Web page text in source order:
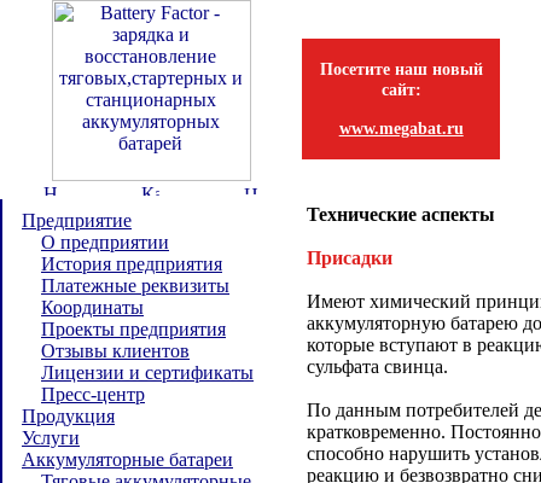
Посетите наш новый
сайт:
www.megabat.ru
Предприятие
О предприятии
История предприятия
Платежные реквизиты
Координаты
Проекты предприятия
Отзывы клиентов
Лицензии и сертификаты
Пресс-центр
Продукция
Услуги
Аккумуляторные батареи
Технические аспекты
Присадки
Имеют химический
аккумуляторную батарею
которые вступают в
сульфата свинца.
По данным потребителей
кратковременно.
способно нарушить
реакцию и безвозвратно